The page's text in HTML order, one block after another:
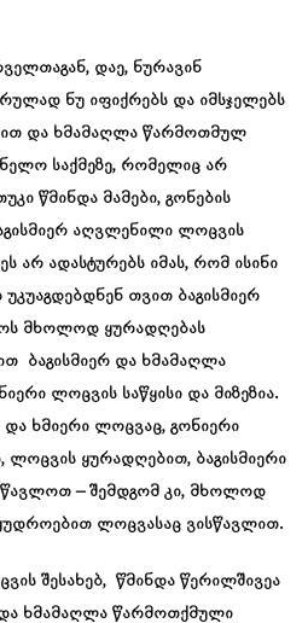
დაე, ნურავინ
ნუ იფიქრებს და იმსჯელებს
და ხმამაღლა წარმოთმულ
საქმეზე, რომელიც არ
წმინდა მამები, გონების
აღვლენილი ლოცვის
არ ადასტურებს იმას, რომ ისინი
თვით ბაგისმიერ
მხოლოდ ყურადღებას
ბაგისმიერ და ხმამაღლა
ლოცვის საწყისი და მიზეზია.
და ხმიერი ლოცვაც, გონიერი
ყურადღებით, ბაგისმიერი
– შემდგომ კი, მხოლოდ
ლოცვასაც ვისწავლით.
შესახებ, წმინდა წერილშივეა
ხმამაღლა წარმოთქმული